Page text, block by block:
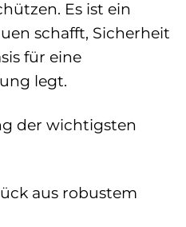
Es ist ein
schafft, Sicherheit
für eine
legt.
der wichtigsten
aus robustem